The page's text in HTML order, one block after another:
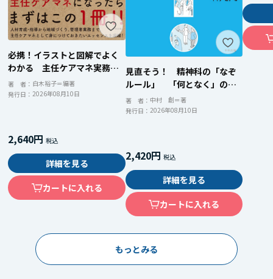
必携！イラストと図解でよく
わかる 主任ケアマネ実務ス
タートブック
著 者： 白木裕子＝編著
発行日：2026年08月10日
2,640円
詳細を見る
カートに入れる
見直そう！ 精神科の「なぞ
ルール」 「何となく」のか
かわりを「根拠ある」ケアに
変える！
著 者： 中村 創＝著
発行日： 2026年08月10日
2,420円
詳細を見る
カートに入れる
もっとみる